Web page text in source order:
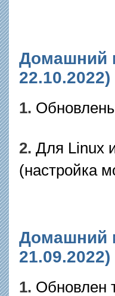
Домашний
22.10.2022)
1.
2. Для Linux
(настройка
Домашний
21.09.2022)
1. Обновлен